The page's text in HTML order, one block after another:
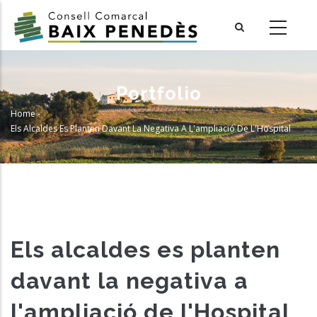
main
Portfolio
Breadcrumb
Home-
Els Alcaldes Es Planten Davant La Negativa A L'ampliació De L'Hospital
Els alcaldes es planten
davant la negativa a
l'ampliació de l'Hospital